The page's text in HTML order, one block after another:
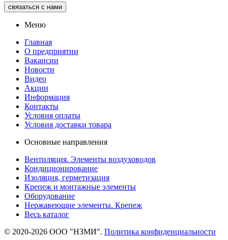
связаться с нами
Меню
Главная
О предприятии
Вакансии
Новости
Видео
Акции
Информация
Контакты
Условия оплаты
Условия доставки товара
Основные направления
Вентиляция. Элементы воздуховодов
Кондиционирование
Изоляция, герметизация
Крепеж и монтажные элементы
Оборудование
Нержавеющие элементы. Крепеж
Весь каталог
© 2020-2026 ООО "НЗМИ". Политика конфиденциальности